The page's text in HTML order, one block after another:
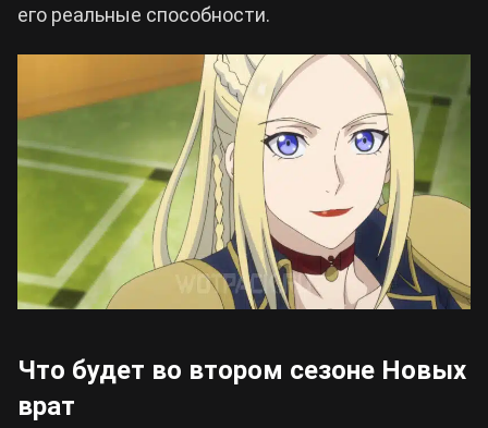
его реальные способности.
Что будет во втором сезоне Новых
врат